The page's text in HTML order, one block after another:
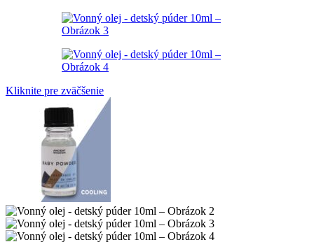
Kliknite pre zväčšenie